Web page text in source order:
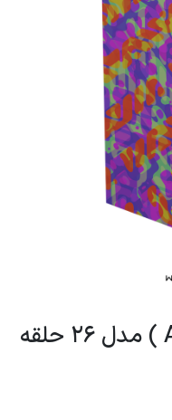
دفتر کلاسوری آراد ( Arad ) مدل 26 حلقه